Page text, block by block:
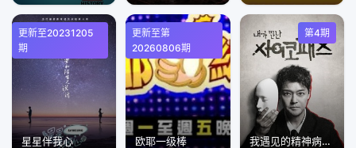
更新至20231205
期
星星伴我心
更新至第
20260806期
欧耶一级棒
第4期
我遇见的精神病态者